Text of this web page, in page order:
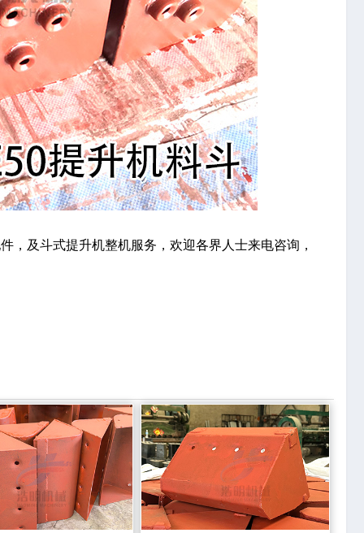
，及斗式提升机整机服务，欢迎各界人士来电咨询，